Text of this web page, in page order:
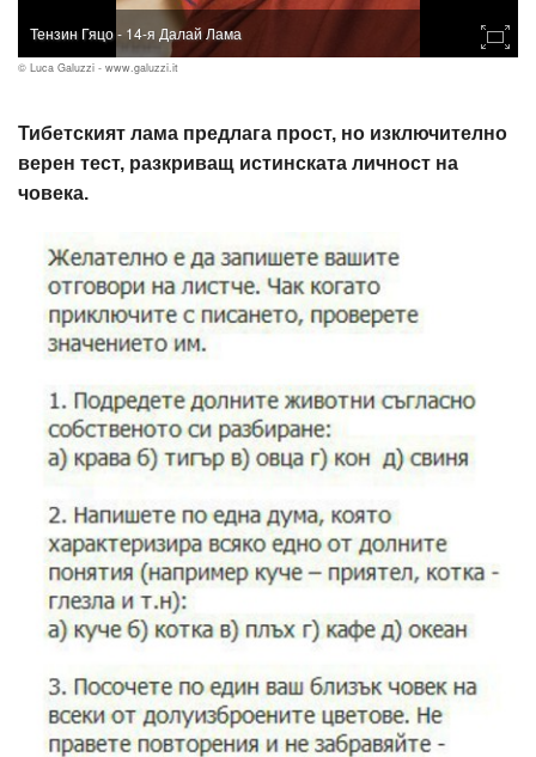
Тензин Гяцо - 14-я Далай Лама
© Luca Galuzzi - www.galuzzi.it
Тибетският лама предлага прост, но изключително
верен тест, разкриващ истинската личност на
човека.